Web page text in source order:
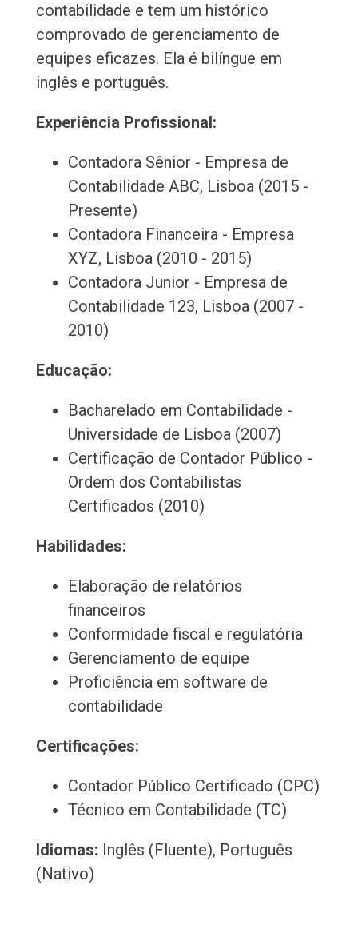
contabilidade e tem um histórico
comprovado de gerenciamento de
equipes eficazes. Ela é bilíngue em
inglês e português.
Experiência Profissional:
Contadora Sênior - Empresa de
Contabilidade ABC, Lisboa (2015 -
Presente)
Contadora Financeira - Empresa
XYZ, Lisboa (2010 - 2015)
Contadora Junior - Empresa de
Contabilidade 123, Lisboa (2007 -
2010)
Educação:
Bacharelado em Contabilidade -
Universidade de Lisboa (2007)
Certificação de Contador Público -
Ordem dos Contabilistas
Certificados (2010)
Habilidades:
Elaboração de relatórios
financeiros
Conformidade fiscal e regulatória
Gerenciamento de equipe
Proficiência em software de
contabilidade
Certificações:
Contador Público Certificado (CPC)
Técnico em Contabilidade (TC)
Idiomas: Inglês (Fluente), Português
(Nativo)